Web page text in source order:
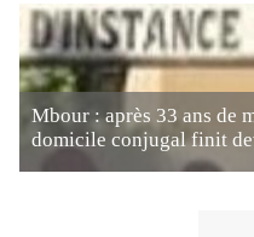
Mbour : après 33 ans de
domicile conjugal finit